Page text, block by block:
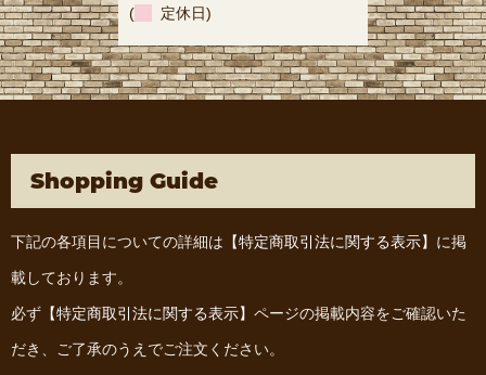
( 定休日)
Shopping Guide
下記の各項目についての詳細は 【特定商取引法に関する表示】 に掲
載しております。
必ず 【特定商取引法に関する表示】 ページの掲載内容をご確認いた
だき、ご了承のうえでご注文ください。